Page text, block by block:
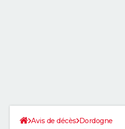
Avis de décès Dordogne